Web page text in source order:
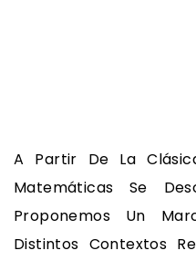
A Partir De La
Matemáticas Se
Proponemos Un
Distintos Contextos